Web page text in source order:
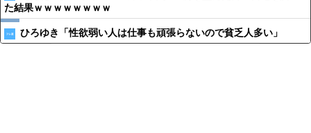
た結果ｗｗｗｗｗｗｗｗ
ひろゆき「性欲弱い人は仕事も頑張らないので貧乏人多い」